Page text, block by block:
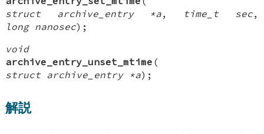
struct archive_entry *a, time_t sec,
long nanosec);
void
archive_entry_unset_mtime (
struct archive_entry *a);
解説